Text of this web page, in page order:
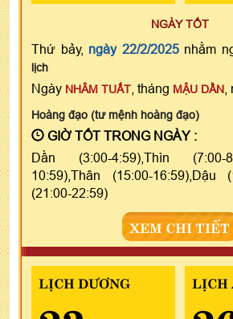
NGÀY TỐT
Thứ bảy, ngày 22/2/2025nhằm
lịch
Ngày NHÂM TUẤT , tháng MẬU DẦN
Hoàng đạo (tư mệnh hoàng đạo)
GIỜ TỐT TRONG NGÀY :
Dần (3:00-4:59),Thìn (7:00-
10:59),Thân (15:00-16:59),Dậu
(21:00-22:59)
XEM CHI TIẾT
LỊCH DƯƠNG LỊCH